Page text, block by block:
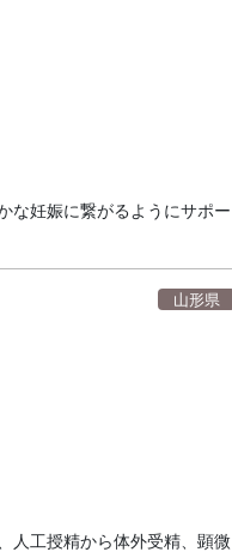
な妊娠に繋がるようにサポー
山形県
人工授精から体外受精、顕微